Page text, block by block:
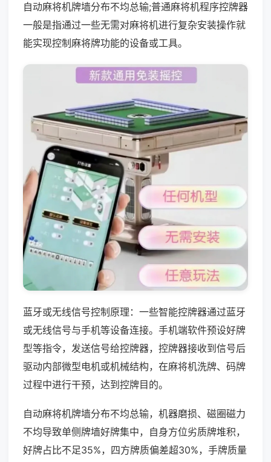
自动麻将机牌墙分布不均总输;普通麻将机程序控牌器
一般是指通过一些无需对麻将机进行复杂安装操作就
能实现控制麻将牌功能的设备或工具。
蓝牙或无线信号控制原理：一些智能控牌器通过蓝牙
或无线信号与手机等设备连接。手机端软件预设好牌
型等指令，发送信号给控牌器，控牌器接收到信号后
驱动内部微型电机或机械结构，在麻将机洗牌、码牌
过程中进行干预，达到控牌目的。
自动麻将机牌墙分布不均总输，机器磨损、磁圈磁力
不均导致单侧牌墙好牌集中，自身方位劣质牌堆积，
好牌占比不足35%，四方牌质偏差超30%，手牌质量